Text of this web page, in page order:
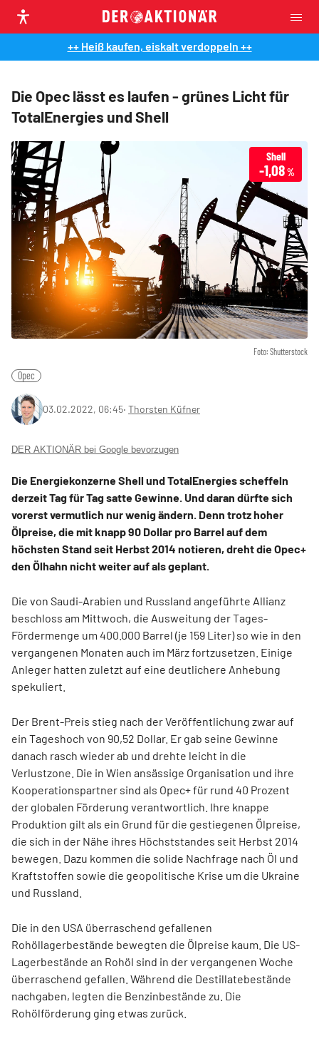
++ Heiß kaufen, eiskalt verdoppeln ++
Die Opec lässt es laufen - grünes Licht für
TotalEnergies und Shell
Foto: Shutterstock
Shell
-1,08%
Opec
03.02.2022, 06:45‧ Thorsten Küfner
DER AKTIONÄR bei Google bevorzugen
Die Energiekonzerne Shell und TotalEnergies scheffeln
derzeit Tag für Tag satte Gewinne. Und daran dürfte sich
vorerst vermutlich nur wenig ändern. Denn trotz hoher
Ölpreise, die mit knapp 90 Dollar pro Barrel auf dem
höchsten Stand seit Herbst 2014 notieren, dreht die Opec+
den Ölhahn nicht weiter auf als geplant.
Die von Saudi-Arabien und Russland angeführte Allianz
beschloss am Mittwoch, die Ausweitung der Tages-
Fördermenge um 400.000 Barrel (je 159 Liter) so wie in den
vergangenen Monaten auch im März fortzusetzen. Einige
Anleger hatten zuletzt auf eine deutlichere Anhebung
spekuliert.
Der Brent-Preis stieg nach der Veröffentlichung zwar auf
ein Tageshoch von 90,52 Dollar. Er gab seine Gewinne
danach rasch wieder ab und drehte leicht in die
Verlustzone. Die in Wien ansässige Organisation und ihre
Kooperationspartner sind als Opec+ für rund 40 Prozent
der globalen Förderung verantwortlich. Ihre knappe
Produktion gilt als ein Grund für die gestiegenen Ölpreise,
die sich in der Nähe ihres Höchststandes seit Herbst 2014
bewegen. Dazu kommen die solide Nachfrage nach Öl und
Kraftstoffen sowie die geopolitische Krise um die Ukraine
und Russland.
Die in den USA überraschend gefallenen
Rohöllagerbestände bewegten die Ölpreise kaum. Die US-
Lagerbestände an Rohöl sind in der vergangenen Woche
überraschend gefallen. Während die Destillatebestände
nachgaben, legten die Benzinbestände zu. Die
Rohölförderung ging etwas zurück.